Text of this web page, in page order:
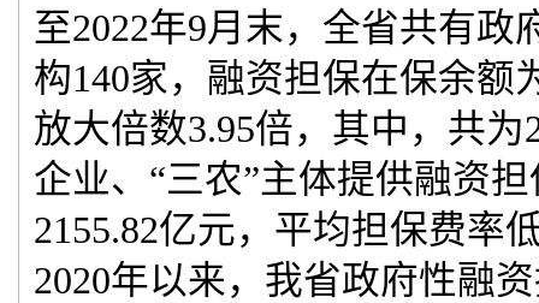
至2022年9月末，全省共有政
构140家，融资担保在保余额
放大倍数3.95倍，其中，共为
企业、“三农”主体提供融资
2155.82亿元，平均担保费率
2020年以来，我省政府性融